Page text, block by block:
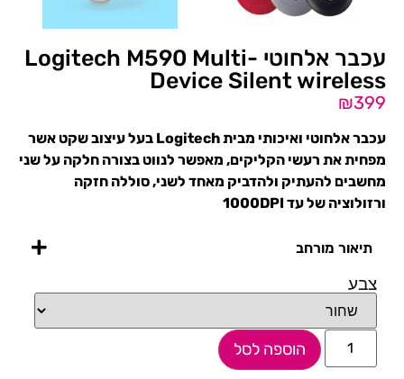
עכבר אלחוטי Logitech M590 Multi-
Device Silent wireless
₪399
עכבר אלחוטי ואיכותי מבית Logitech בעל עיצוב שקט אשר
מפחית את רעשי הקליקים, מאפשר לנווט בצורה חלקה על שני
מחשבים להעתיק ולהדביק מאחד לשני, סוללה חזקה
ורזולוציה של עד 1000DPI
תיאור מורחב
צבע
הוספה לסל